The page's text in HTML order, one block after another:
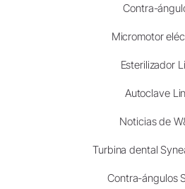
Contra-
Micromotor
Esterilizador
Autoclave
Noticias de
Turbina dental
Contra-ángulos